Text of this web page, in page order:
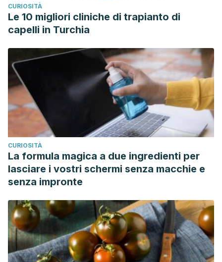
CURIOSITÀ
Le 10 migliori cliniche di trapianto di
capelli in Turchia
CURIOSITÀ
La formula magica a due ingredienti per
lasciare i vostri schermi senza macchie e
senza impronte